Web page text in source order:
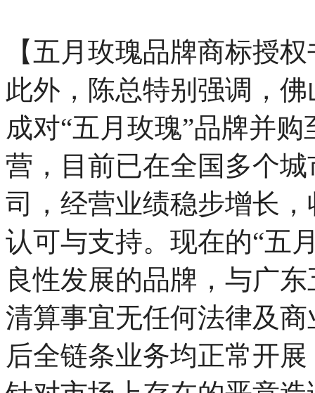
【五月玫瑰品牌商标授
此外，陈总特别强调，
成对“五月玫瑰”品牌并
营，目前已在全国多个
司，经营业绩稳步增长
认可与支持。现在的“五
良性发展的品牌，与广
清算事宜无任何法律及
后全链条业务均正常开